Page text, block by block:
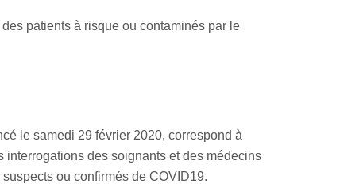
patients à risque ou contaminés par le
le samedi 29 février 2020, correspond à
interrogations des soignants et des médecins
ou confirmés de COVID19.